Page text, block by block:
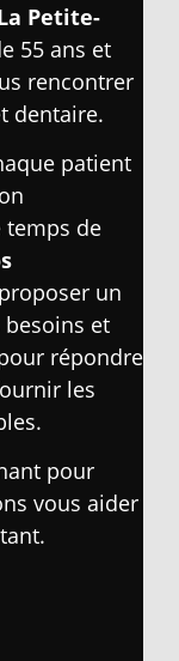
Petite-
55 ans et
rencontrer
dentaire.
patient
temps de
un
et
répondre
les
pour
vous aider